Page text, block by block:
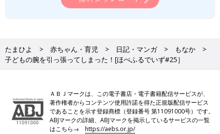
たまひよ 赤ちゃん・育児 日記・マンガ
もなか
子どもの腕を引っ張ってしまった！[ほぺふるでいず#25］
ＡＢＪマークは、この電子書店・電子書籍配信サービスが、
著作権者からコンテンツ使用許諾を得た正規版配信サービス
であることを示す登録商標（登録番号 第11091000号）です。
ABJマークの詳細、ABJマークを掲示しているサービスの一覧
はこちら→https://aebs.or.jp/